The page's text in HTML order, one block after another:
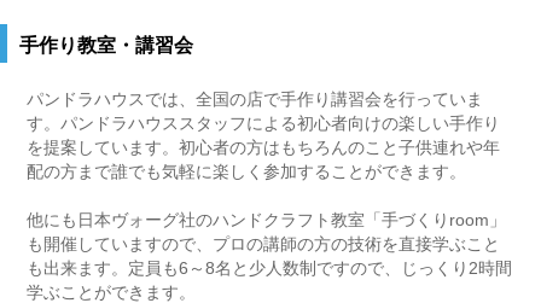
手作り教室・講習会
パンドラハウスでは、全国の店で手作り講習会を行っていま
す。パンドラハウススタッフによる初心者向けの楽しい手作り
を提案しています。初心者の方はもちろんのこと子供連れや年
配の方まで誰でも気軽に楽しく参加することができます。
他にも日本ヴォーグ社のハンドクラフト教室「手づくりroom」
も開催していますので、プロの講師の方の技術を直接学ぶこと
も出来ます。定員も6～8名と少人数制ですので、じっくり2時間
学ぶことができます。